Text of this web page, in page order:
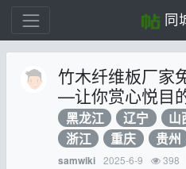
同
竹木纤维板厂家
—让你赏心悦目
黑龙江
辽宁 山
浙江
重庆 贵州
samwiki 2025-6-9 398